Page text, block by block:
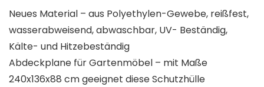
Neues Material – aus Polyethylen-Gewebe, reißfest,
wasserabweisend, abwaschbar, UV- Beständig,
Kälte- und Hitzebeständig
Abdeckplane für Gartenmöbel – mit Maße
240x136x88 cm geeignet diese Schutzhülle